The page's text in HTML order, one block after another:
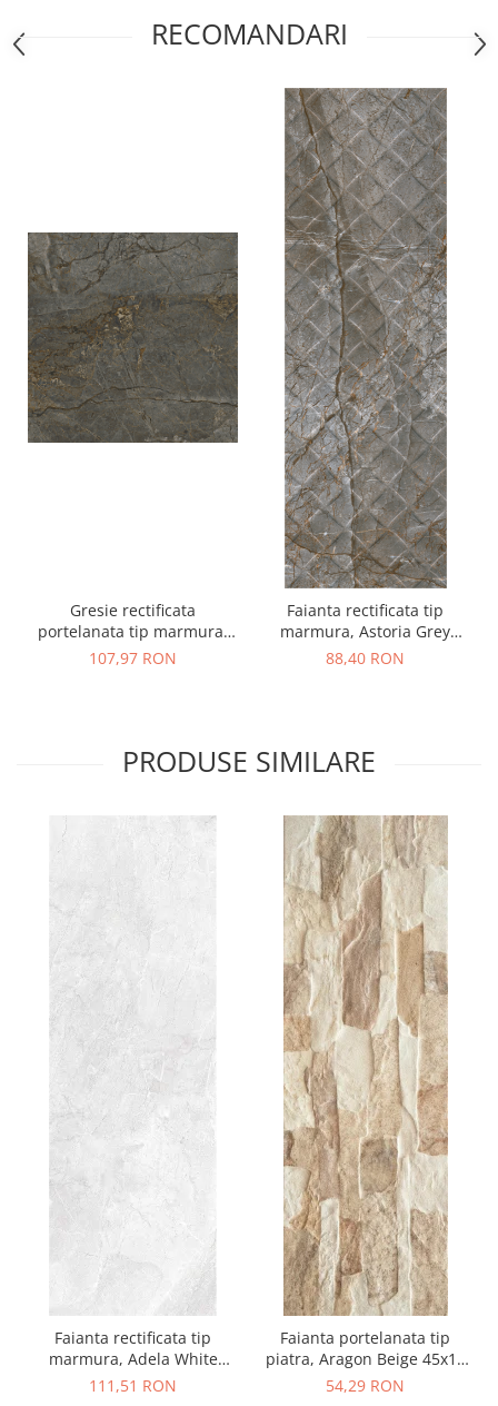
RECOMANDARI
Gresie rectificata
portelanata tip marmura,
Astoria Grey 1, 45x45 cm,
107,97 RON
Faianta rectificata tip
marmura, Astoria Grey
Decofon 1, 30x90 cm, gri,
88,40 RON
PRODUSE SIMILARE
Faianta rectificata tip
marmura, Adela White
30x90, alb, finisaj lucios
111,51 RON
Faianta portelanata tip
piatra, Aragon Beige 45x15
cm, bej, finisaj mat
54,29 RON